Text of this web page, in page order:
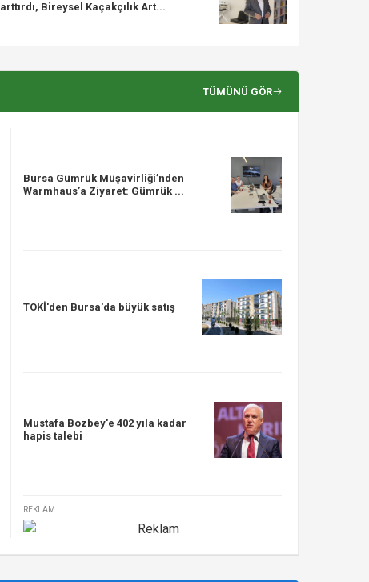
arttırdı, Bireysel Kaçakçılık Art...
TÜMÜNÜ GÖR
Bursa Gümrük Müşavirliği’nden
Warmhaus’a Ziyaret: Gümrük ...
TOKİ'den Bursa'da büyük satış
Mustafa Bozbey'e 402 yıla kadar
hapis talebi
REKLAM